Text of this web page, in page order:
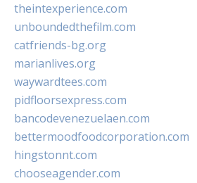
theintexperience.com
unboundedthefilm.com
catfriends-bg.org
marianlives.org
waywardtees.com
pidfloorsexpress.com
bancodevenezuelaen.com
bettermoodfoodcorporation.com
hingstonnt.com
chooseagender.com